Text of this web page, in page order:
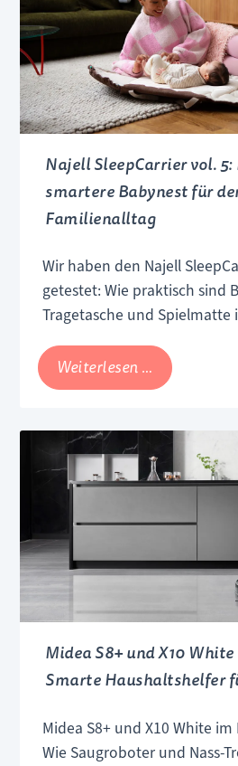
Najell SleepCarrier vol. 5:
smartere Babynest für
Familienalltag
Wir haben den Najell
getestet: Wie praktisch sind
Tragetasche und Spielmatte
Weiterlesen … Najell
SleepCarrier
Das
smartere
den
Midea S8+ und X10
Smarte Haushaltshelfer
Midea S8+ und X10 White
Wie Saugroboter und Nass-